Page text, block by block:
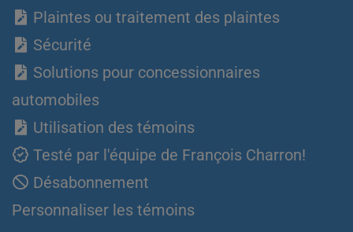
Plaintes ou traitement des plaintes
Sécurité
Solutions pour concessionnaires
automobiles
Utilisation des témoins
Testé par l'équipe de François Charron!
Désabonnement
Personnaliser les témoins